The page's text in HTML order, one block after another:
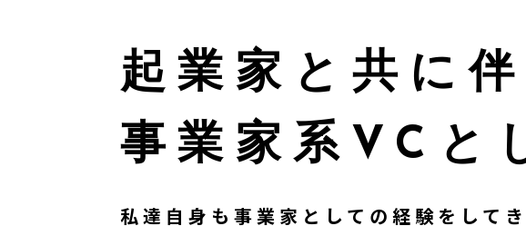
起業家と共に
事業家系VCと
私達自身も事業家としての経験をして